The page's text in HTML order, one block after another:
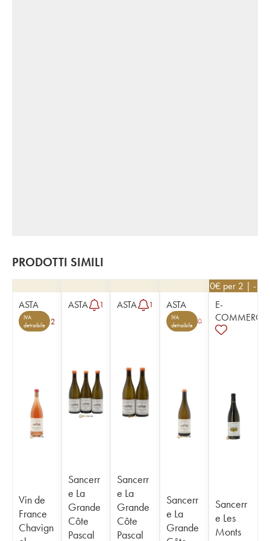
PRODOTTI SIMILI
ASTA
IVA
detraibile
2
Vin de
France
Chavign
ASTA 1
Sancerr
e La
Grande
Côte
Pascal
ASTA 1
Sancerr
e La
Grande
Côte
Pascal
ASTA
IVA
detraibile
Sancerr
e La
Grande
53,10€ per 2 | -
E-
COMMERCE
Sancerr
e Les
Monts